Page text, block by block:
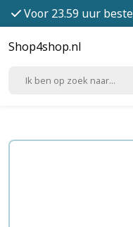
Voor 23.59 uur
Shop4shop.nl